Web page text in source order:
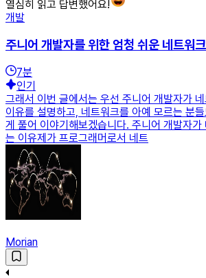
열심히 읽고 답변했어요!
개발
주니어 개발자를 위한 엄청 쉬운 네트워크
7분
인기
그래서 이번 글에서는 우선 주니어 개발자가
이유를 설명하고, 네트워크를 아예 모르는 분
게 풀어 이야기해보겠습니다. 주니어 개발자
는 이유제가 프로그래머로서 네트
Morian